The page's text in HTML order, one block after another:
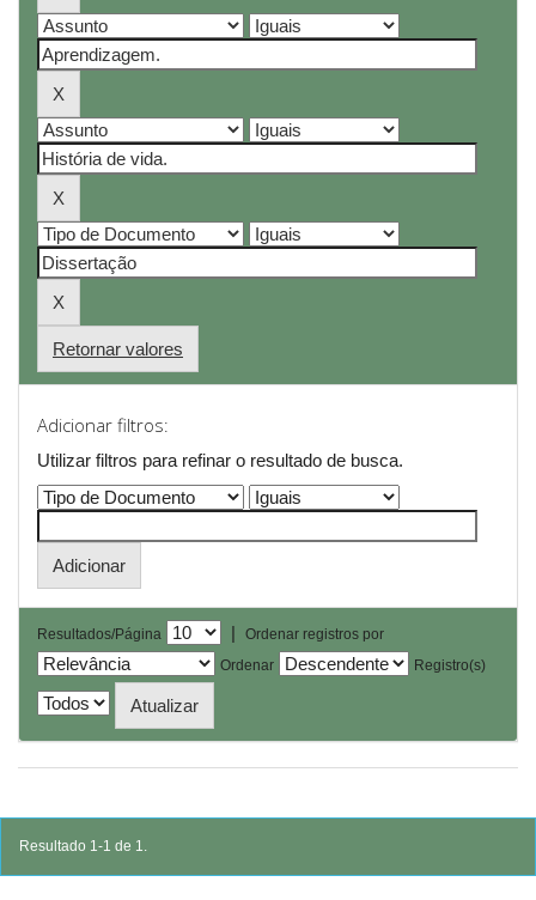
Retornar valores
Adicionar filtros:
Utilizar filtros para refinar o resultado de busca.
Resultados/Página |
Ordenar registros por
Ordenar
Registro(s)
Resultado 1-1 de 1.